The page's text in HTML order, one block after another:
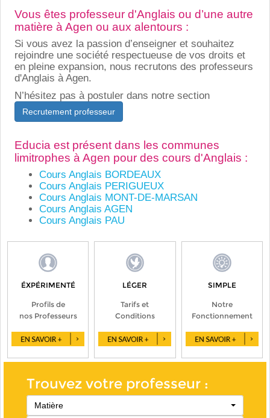
Vous êtes professeur d'Anglais ou d’une autre
matière à Agen ou aux alentours :
Si vous avez la passion d’enseigner et souhaitez
rejoindre une société respectueuse de vos droits et
en pleine expansion, nous recrutons des professeurs
d'Anglais à Agen.
N’hésitez pas à postuler dans notre section
Recrutement professeur
Educia est présent dans les communes
limitrophes à Agen pour des cours d'Anglais :
Cours Anglais BORDEAUX
Cours Anglais PERIGUEUX
Cours Anglais MONT-DE-MARSAN
Cours Anglais AGEN
Cours Anglais PAU
ÉXPÉRIMENTÉ
Profils de
nos Professeurs
LÉGER
Tarifs et
Conditions
SIMPLE
Notre
Fonctionnement
Trouvez votre professeur :
Matière